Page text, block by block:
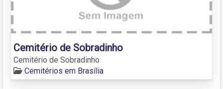
Cemitério de Sobradinho
Cemitério de Sobradinho
Cemitérios em Brasília